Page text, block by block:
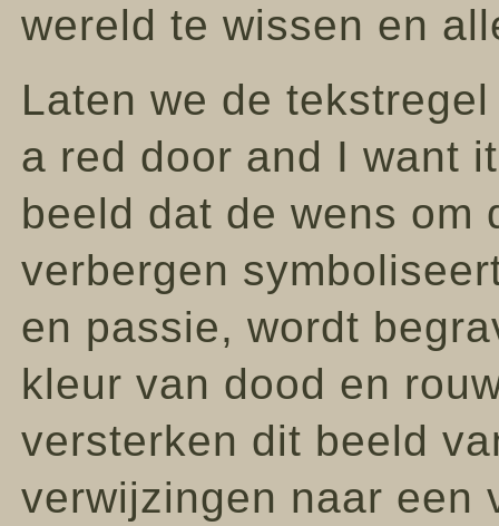
wereld te wissen en
Laten we de
a red door and I want
beeld dat de wens om
verbergen
en passie, wordt
kleur van dood en
versterken dit beeld
verwijzingen naar een